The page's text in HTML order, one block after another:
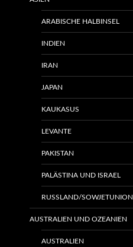
ARABISCHE HALBINSEL
INDIEN
IRAN
JAPAN
KAUKASUS
LEVANTE
PAKISTAN
PALÄSTINA UND ISRAEL
RUSSLAND/SOWJETUNION
AUSTRALIEN UND OZEANIEN
AUSTRALIEN